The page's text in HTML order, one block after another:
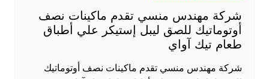
شركة مهندس منسي تقدم ماكينات نصف
أوتوماتيك للصق ليبل إستيكر علي أطباق
طعام تيك آواي
شركة مهندس منسي تقدم ماكينات نصف أوتوماتيك